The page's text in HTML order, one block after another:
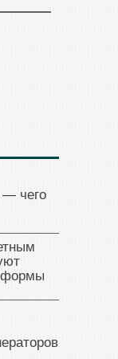
— чего
формы